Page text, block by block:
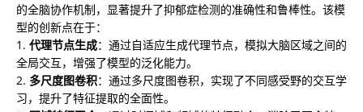
的全脑协作机制，显著提升了抑郁症检测的准确性和鲁棒性。该模
型的创新点在于：
1. 代理节点生成：通过自适应生成代理节点，模拟大脑区域之间的
全局交互，增强了模型的泛化能力。
2. 多尺度图卷积：通过多尺度图卷积，实现了不同感受野的交互学
习，提升了特征提取的全面性。